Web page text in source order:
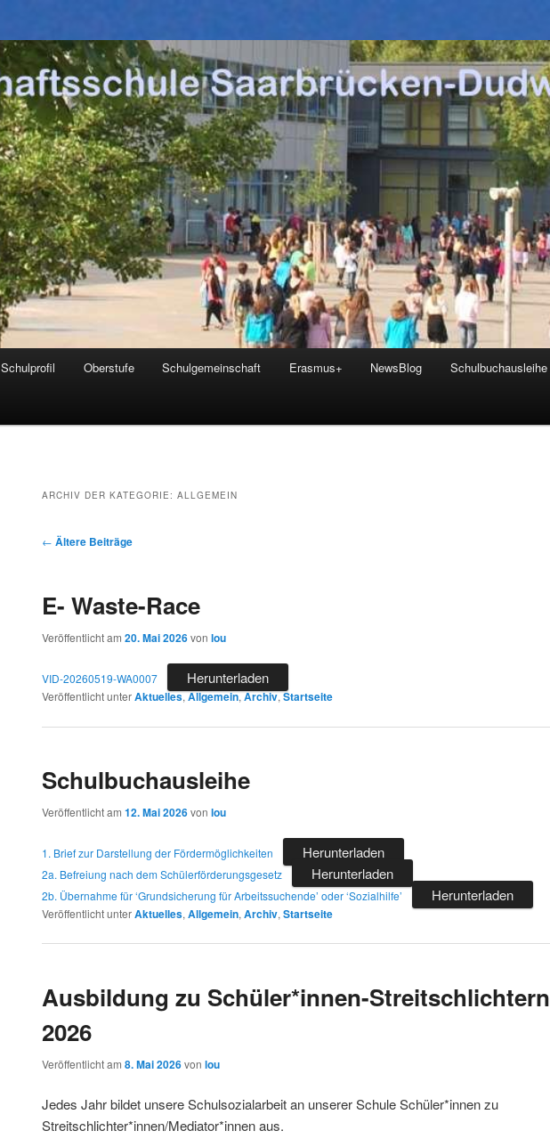
Schulprofil Oberstufe Schulgemeinschaft Erasmus+ NewsBlog Schulbuchausleihe
ARCHIV DER KATEGORIE: ALLGEMEIN
Beitragsnavigation
← Ältere Beiträge
E- Waste-Race
Veröffentlicht am 20. Mai 2026von lou
VID-20260519-WA0007 Herunterladen
Veröffentlicht unterAktuelles,Allgemein,Archiv,Startseite
Schulbuchausleihe
Veröffentlicht am 12. Mai 2026von lou
1. Brief zur Darstellung der Fördermöglichkeiten Herunterladen
2a. Befreiung nach dem Schülerförderungsgesetz Herunterladen
2b. Übernahme für ‘Grundsicherung für Arbeitssuchende’ oder ‘Sozialhilfe’ Herunterladen
Veröffentlicht unterAktuelles, Allgemein, Archiv, Startseite
Ausbildung zu Schüler*innen-Streitschlichtern
2026
Veröffentlicht am 8. Mai 2026von lou
Jedes Jahr bildet unsere Schulsozialarbeit an unserer Schule Schüler*innen zu
Streitschlichter*innen/Mediator*innen aus.